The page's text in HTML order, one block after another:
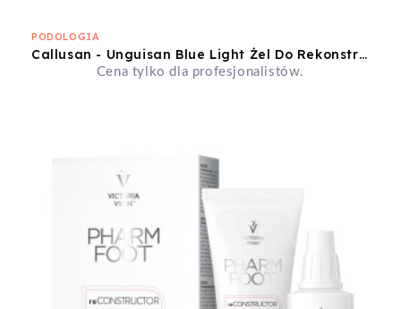
PODOLOGIA
Callusan - Unguisan Blue Light Żel Do Rekonstrukcji Paznokci W Sztyfcie
Cena tylko dla profesjonalistów.